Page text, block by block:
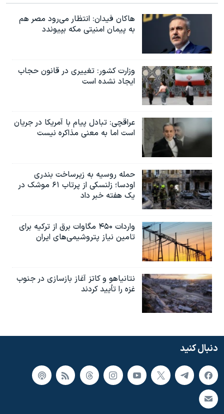
هاکان فیدان: انتظار می‌رود مصر هم
به پیمان امنیتی مکه بپیوندد
وزارت کشور: تغییری در قانون حجاب
ایجاد نشده است
عراقچی: تبادل پیام با آمریکا در جریان
است اما به معنی مذاکره نیست
حمله روسیه به زیرساخت بندری
اودسا؛ زلنسکی از پرتاب ۶۱ موشک در
یک هفته خبر داد
واردات ۴۵۰ مگاوات برق از ترکیه برای
تامین نیاز پتروشیمی‌های ایران
نتانیاهو و کاتز آغاز بازسازی در جنوب
غزه را تأیید کردند
دنبال کنید